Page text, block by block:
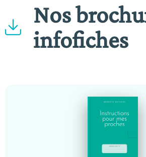
Nos
infofiches